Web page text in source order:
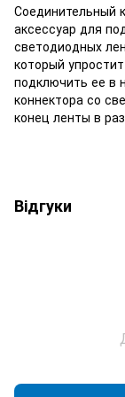
Соединительный
аксессуар для
светодиодных
который
подключить ее в
коннектора со
конец ленты в
Відгуки